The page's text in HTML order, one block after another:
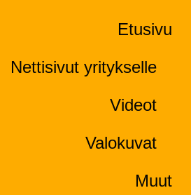
Etusivu
Nettisivut yritykselle
Videot
Valokuvat
Muut